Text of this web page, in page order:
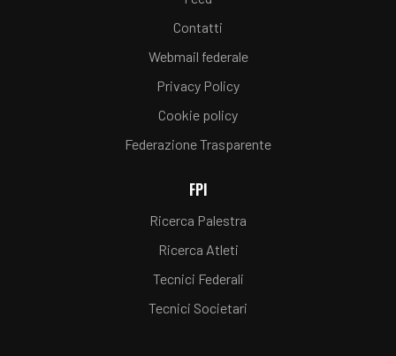
Contatti
Webmail federale
Privacy Policy
Cookie policy
Federazione Trasparente
FPI
Ricerca Palestra
Ricerca Atleti
Tecnici Federali
Tecnici Societari